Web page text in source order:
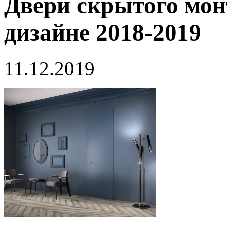
Двери скрытого
дизайне 2018-2019
11.12.2019